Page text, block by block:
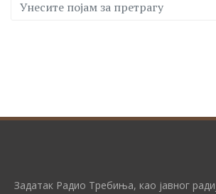
Задатак Радио Требиња, као јавног